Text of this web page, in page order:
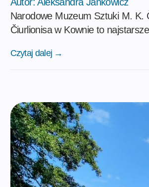
Autor: Aleksandra Jankowicz
Narodowe Muzeum Sztuki M. K.
Čiurlionisa w Kownie to
Czytaj dalej →